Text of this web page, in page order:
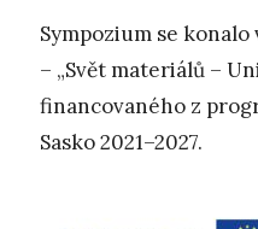
Sympozium se
– „Svět materiálů –
financovaného z
Sasko 2021–2027.